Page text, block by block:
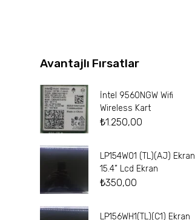
Avantajlı Fırsatlar
İntel 9560NGW Wifi
Wireless Kart
₺1.250,00
LP154W01 (TL)(AJ) Ekran
15.4” Lcd Ekran
₺350,00
LP156WH1(TL)(C1) Ekran